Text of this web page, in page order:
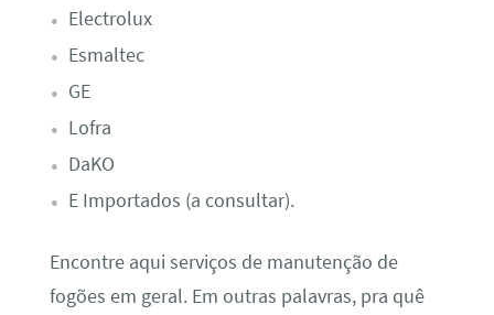
Electrolux
Esmaltec
GE
Lofra
DaKO
E Importados (a consultar).
Encontre aqui serviços de manutenção de
fogões em geral. Em outras palavras, pra quê